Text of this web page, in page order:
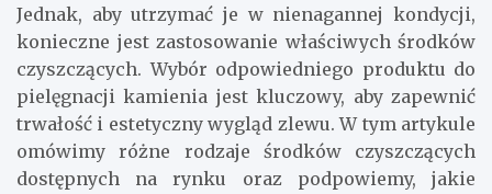
Jednak, aby utrzymać je w nienagannej kondycji,
konieczne jest zastosowanie właściwych środków
czyszczących. Wybór odpowiedniego produktu do
pielęgnacji kamienia jest kluczowy, aby zapewnić
trwałość i estetyczny wygląd zlewu. W tym artykule
omówimy różne rodzaje środków czyszczących
dostępnych na rynku oraz podpowiemy, jakie